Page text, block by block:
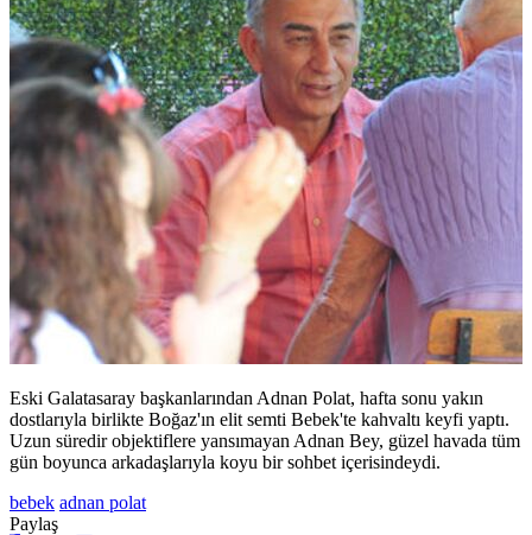
Eski Galatasaray başkanlarından Adnan Polat, hafta sonu yakın
dostlarıyla birlikte Boğaz'ın elit semti Bebek'te kahvaltı keyfi yaptı.
Uzun süredir objektiflere yansımayan Adnan Bey, güzel havada tüm
gün boyunca arkadaşlarıyla koyu bir sohbet içerisindeydi.
bebek adnan polat
Paylaş